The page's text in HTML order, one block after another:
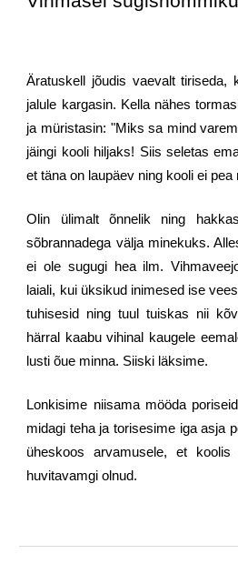
Äratuskell jõudis vaevalt tiriseda,
jalule kargasin. Kella nähes
ja müristasin: "Miks sa mind
jäingi kooli hiljaks! Siis seletas
et täna on laupäev ning kooli ei pea
Olin ülimalt õnnelik ning
sõbrannadega välja minekuks.
ei ole sugugi hea ilm.
laiali, kui üksikud inimesed ise
tuhisesid ning tuul tuiskas nii
härral kaabu vihinal kaugele
lusti õue minna. Siiski läksime.
Lonkisime niisama mööda
midagi teha ja torisesime iga asja
üheskoos arvamusele, et
huvitavamgi olnud.